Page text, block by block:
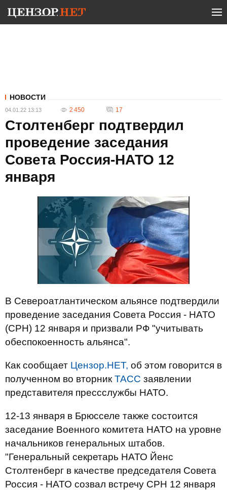
НОВОСТИ
04.01.22 13:13 2 450 17
Столтенберг подтвердил
проведение заседания
Совета Россия-НАТО 12
января
В Североатлантическом альянсе подтвердили
проведение заседания Совета Россия - НАТО
(СРН) 12 января и призвали РФ "учитывать
обеспокоенность альянса".
Как сообщает Цензор.НЕТ, об этом говорится в
полученном во вторник ТАСС заявлении
представителя прессслужбы НАТО.
12-13 января в Брюсселе также состоится
заседание Военного комитета НАТО на уровне
начальников генеральных штабов.
"Генеральный секретарь НАТО Йенс
Столтенберг в качестве председателя Совета
Россия - НАТО созвал встречу СРН 12 января